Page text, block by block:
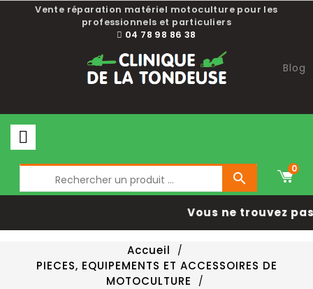
Vente réparation matériel motoculture pour les
professionnels et particuliers
04 78 98 86 38
Blog

0
Vous ne trouvez
Accueil
PIECES, EQUIPEMENTS ET ACCESSOIRES DE
MOTOCULTURE